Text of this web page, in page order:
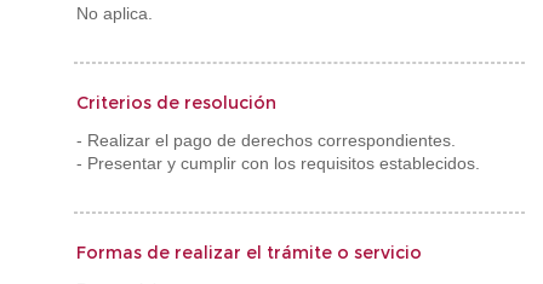
No aplica.
Criterios de resolución
- Realizar el pago de derechos correspondientes.
- Presentar y cumplir con los requisitos establecidos.
Formas de realizar el trámite o servicio